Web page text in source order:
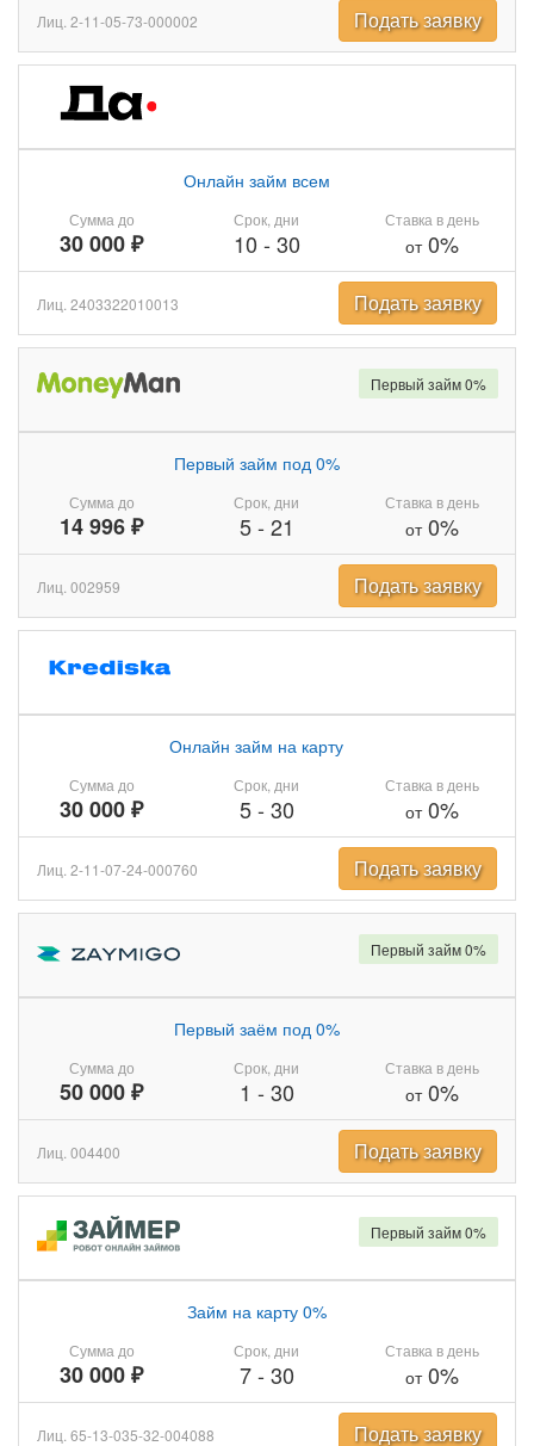
Лиц. 2-11-05-73-000002 Подать заявку
Сумма до
30 000 ₽
Онлайн займ всем
Срок, дни
10 - 30
Ставка в день
от0%
Лиц. 2403322010013 Подать заявку
Сумма до
14 996 ₽
Первый займ под 0%
Срок, дни
5- 21
Ставка в день
от0%
Первый займ 0%
Лиц. 002959 Подать заявку
Сумма до
30 000 ₽
Онлайн займ на карту
Срок, дни
5- 30
Ставка в день
от0%
Лиц. 2-11-07-24-000760 Подать заявку
Сумма до
50 000 ₽
Первый заём под 0%
Срок, дни
1 - 30
Ставка в день
от0%
Первый займ 0%
Лиц. 004400 Подать заявку
Сумма до
30 000 ₽
Займ на карту 0%
Срок, дни
7- 30
Ставка в день
от0%
Первый займ 0%
Лиц. 65-13-035-32-004088 Подать заявку